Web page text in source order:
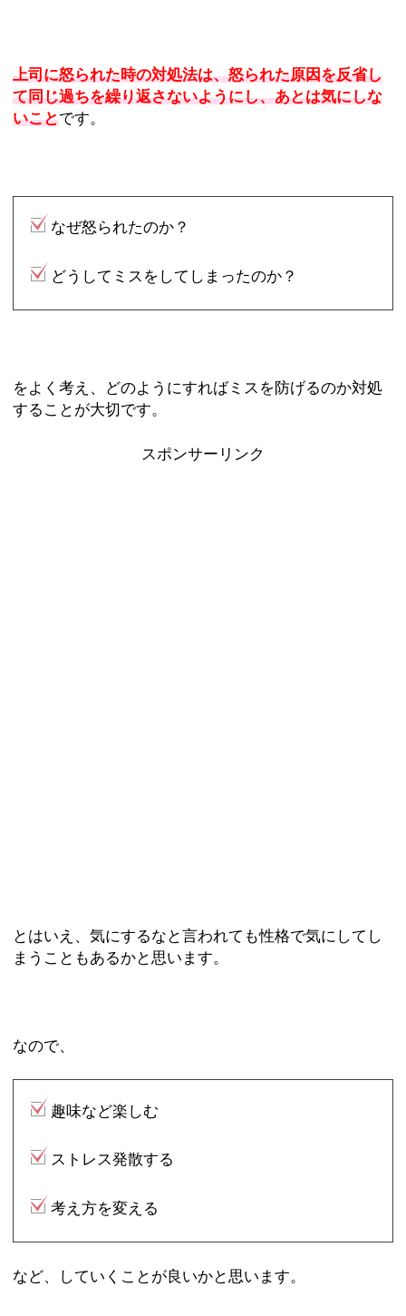
上司に怒られた時の対処法は、怒られた原因を反省し
て同じ過ちを繰り返さないようにし、あとは気にしな
いことです。
なぜ怒られたのか？
どうしてミスをしてしまったのか？
をよく考え、どのようにすればミスを防げるのか対処
することが大切です。
スポンサーリンク
とはいえ、気にするなと言われても性格で気にしてし
まうこともあるかと思います。
なので、
趣味など楽しむ
ストレス発散する
考え方を変える
など、していくことが良いかと思います。